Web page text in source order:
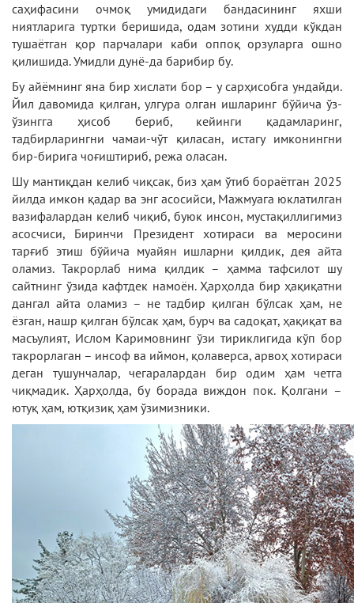
саҳифасини очмоқ умидидаги бандасининг яхши
ниятларига туртки беришида, одам зотини худди кўкдан
тушаётган қор парчалари каби оппоқ орзуларга ошно
қилишида. Умидли дунё-да барибир бу.
Бу айёмнинг яна бир хислати бор – у сарҳисобга ундайди.
Йил давомида қилган, улгура олган ишларинг бўйича ўз-
ўзингга ҳисоб бериб, кейинги қадамларинг,
тадбирларингни чамаи-чўт қиласан, истагу имконингни
бир-бирига чоғиштириб, режа оласан.
Шу мантиқдан келиб чиқсак, биз ҳам ўтиб бораётган 2025
йилда имкон қадар ва энг асосийси, Мажмуага юклатилган
вазифалардан келиб чиқиб, буюк инсон, мустақиллигимиз
асосчиси, Биринчи Президент хотираси ва меросини
тарғиб этиш бўйича муайян ишларни қилдик, дея айта
оламиз. Такрорлаб нима қилдик – ҳамма тафсилот шу
сайтнинг ўзида кафтдек намоён. Ҳарҳолда бир ҳақиқатни
дангал айта оламиз – не тадбир қилган бўлсак ҳам, не
ёзган, нашр қилган бўлсак ҳам, бурч ва садоқат, ҳақиқат ва
масъулият, Ислом Каримовнинг ўзи тириклигида кўп бор
такрорлаган – инсоф ва иймон, қолаверса, арвоҳ хотираси
деган тушунчалар, чегаралардан бир одим ҳам четга
чиқмадик. Ҳарҳолда, бу борада виждон пок. Қолгани –
ютуқ ҳам, ютқизиқ ҳам ўзимизники.